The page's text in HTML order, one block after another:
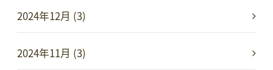
2024年12月 (3)
2024年11月 (3)